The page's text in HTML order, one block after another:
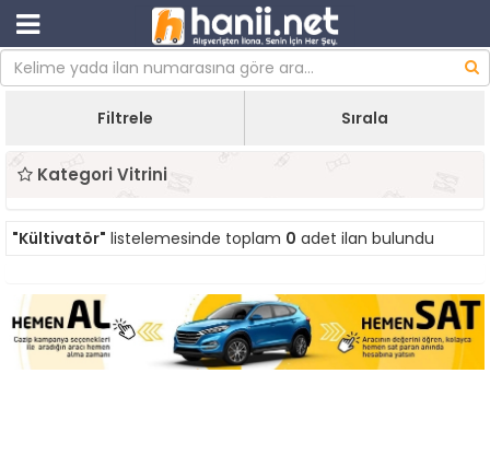
Filtrele Sırala
Kategori Vitrini
"Kültivatör" listelemesinde toplam 0 adet ilan bulundu